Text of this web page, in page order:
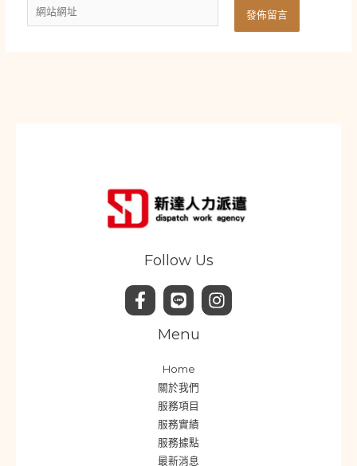
件
地
網
站
Follow Us
Menu
Home
關於我們
服務項目
服務實績
服務據點
最新消息